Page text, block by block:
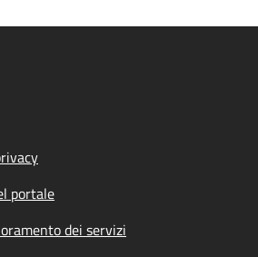
portale
dei servizi